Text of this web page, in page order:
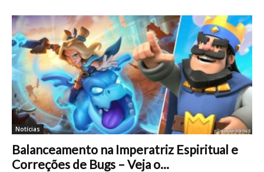
Notícias
Balanceamento na Imperatriz Espiritual e
Correções de Bugs – Veja o...